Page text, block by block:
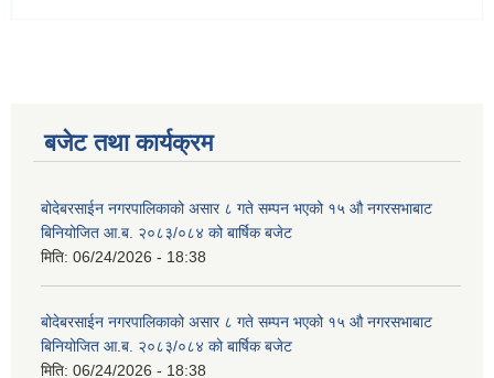
बजेट तथा कार्यक्रम
बोदेबरसाईन नगरपालिकाको असार ८ गते सम्पन भएको १५ ‍‍‍औ नगरसभाबाट
बिनियोजित आ.ब. २०८३/०८४ को बार्षिक बजेट
मिति: 06/24/2026 - 18:38
बोदेबरसाईन नगरपालिकाको असार ८ गते सम्पन भएको १५ ‍‍‍औ नगरसभाबाट
बिनियोजित आ.ब. २०८३/०८४ को बार्षिक बजेट
मिति: 06/24/2026 - 18:38